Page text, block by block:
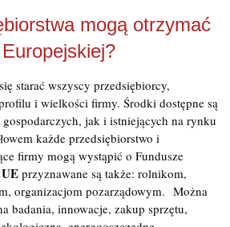
mogą otrzymać
starać wszyscy przedsiębiorcy,
i wielkości firmy. Środki dostępne są
jak i istniejących na rynku
każde przedsiębiorstwo i
firmy mogą wystąpić o Fundusze
przyznawane są także: rolnikom,
organizacjom pozarządowym. Można
badania, innowacje, zakup sprzętu,